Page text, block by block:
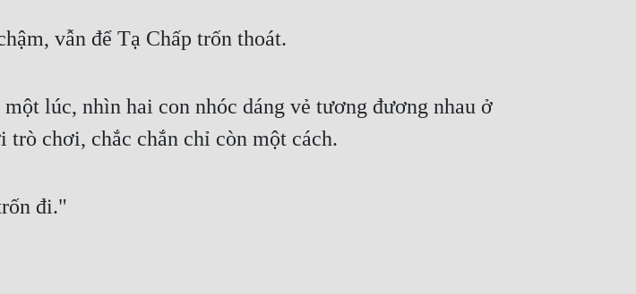
vẫn để Tạ Chấp trốn thoát.
lúc, nhìn hai con nhóc dáng vẻ tương đương nhau ở
chơi, chắc chắn chỉ còn một cách.
đi."